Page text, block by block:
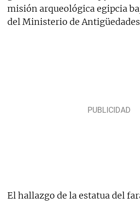
misión arqueológica egipcia
del Ministerio de
El hallazgo de la estatua del